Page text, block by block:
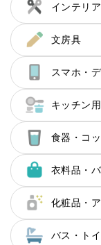
インテリ
文房具
スマホ・
キッチン
食器・コ
衣料品・
化粧品・
バス・ト